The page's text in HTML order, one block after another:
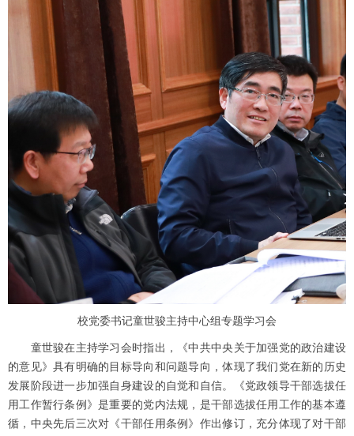
校党委书记童世骏主持中心组专题学习会
童世骏在主持学习会时指出，《中共中央关于加强党的政治建设
的意见》具有明确的目标导向和问题导向，体现了我们党在新的历史
发展阶段进一步加强自身建设的自觉和自信。《党政领导干部选拔任
用工作暂行条例》是重要的党内法规，是干部选拔任用工作的基本遵
循，中央先后三次对《干部任用条例》作出修订，充分体现了对干部